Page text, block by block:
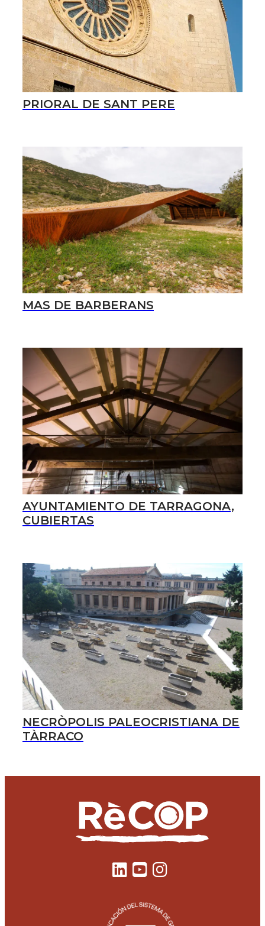
PRIORAL DE SANT PERE
MAS DE BARBERANS
AYUNTAMIENTO DE TARRAGONA,
CUBIERTAS
NECRÒPOLIS PALEOCRISTIANA DE
TÀRRACO